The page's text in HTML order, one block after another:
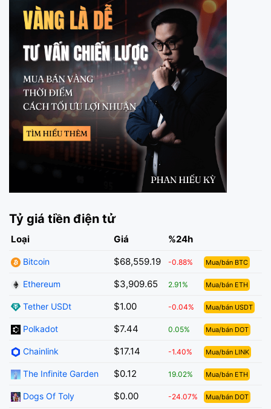
Tỷ giá tiền điện tử
Loại Giá %24h
Bitcoin $68,559.19 -0.88% Mua/bán BTC
Ethereum $3,909.65 2.91% Mua/bán ETH
Tether USDt $1.00 -0.04% Mua/bán USDT
Polkadot $7.44 0.05% Mua/bán DOT
Chainlink $17.14 -1.40% Mua/bán LINK
The Infinite Garden $0.12 19.02% Mua/bán ETH
Dogs Of Toly $0.00 -24.07% Mua/bán DOT